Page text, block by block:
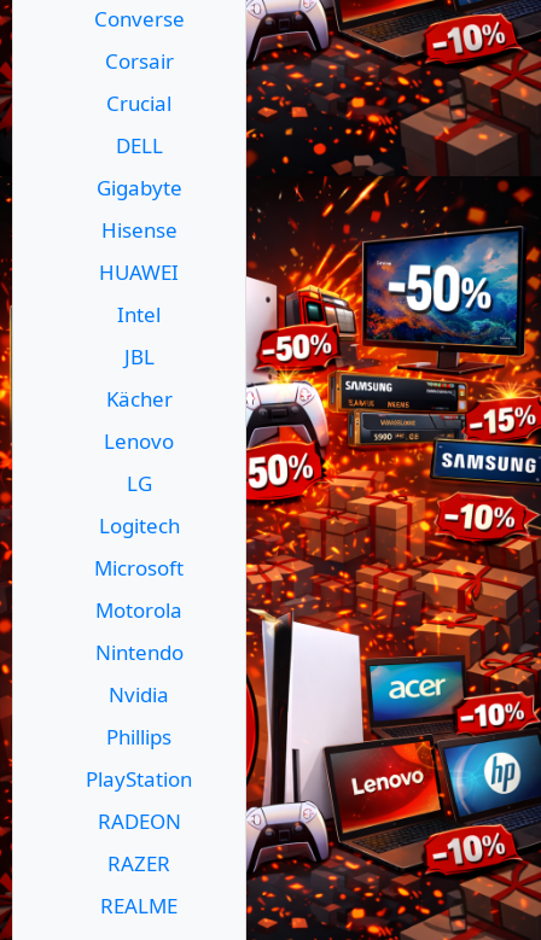
Converse
Corsair
Crucial
DELL
Gigabyte
Hisense
HUAWEI
Intel
JBL
Kächer
Lenovo
LG
Logitech
Microsoft
Motorola
Nintendo
Nvidia
Phillips
PlayStation
RADEON
RAZER
REALME